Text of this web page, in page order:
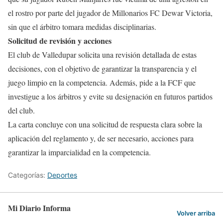
el rostro por parte del jugador de Millonarios FC Dewar Victoria,
sin que el árbitro tomara medidas disciplinarias.
Solicitud de revisión y acciones
El club de Valledupar solicita una revisión detallada de estas
decisiones, con el objetivo de garantizar la transparencia y el
juego limpio en la competencia. Además, pide a la FCF que
investigue a los árbitros y evite su designación en futuros partidos
del club.
La carta concluye con una solicitud de respuesta clara sobre la
aplicación del reglamento y, de ser necesario, acciones para
garantizar la imparcialidad en la competencia.
Categorías: Deportes
Mi Diario Informa Volver arriba